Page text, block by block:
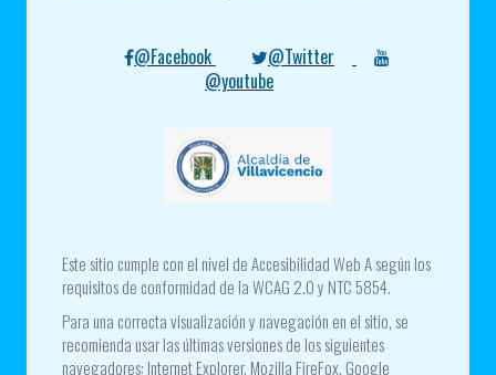
@Facebook
@Twitter
@youtube
Este sitio cumple con el nivel de Accesibilidad Web A según los
requisitos de conformidad de la WCAG 2.0 y NTC 5854.
Para una correcta visualización y navegación en el sitio, se
recomienda usar las últimas versiones de los siguientes
navegadores: Internet Explorer, Mozilla FireFox, Google